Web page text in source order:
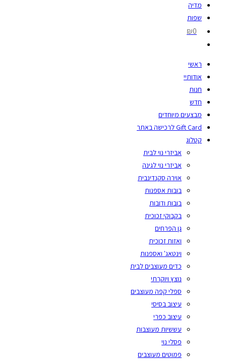
מדיה
שפות
₪0
ראשי
אודותיי
חנות
חדש
מבצעים מיוחדים
Gift Card לרכישה באתר
קטלוג
אביזרי נוי לבית
אביזרי נוי לגינה
אוירה סקנדינבית
בובות אספנות
בובות ודובות
בקבוקי זכוכית
גן הפרחים
ואזות זכוכית
וינטאג' ואספנות
כדים מעוצבים לבית
נוצץ ויוקרתי
ספלי קפה מעוצבים
עיצוב בסיסי
עיצוב כפרי
עששיות מעוצבות
פסלי נוי
פמוטים מעוצבים